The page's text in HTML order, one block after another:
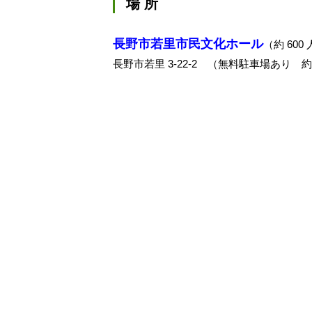
場 所
長野市若里市民文化ホール（約 600
長野市若里 3-22-2 （無料駐車場あり 約